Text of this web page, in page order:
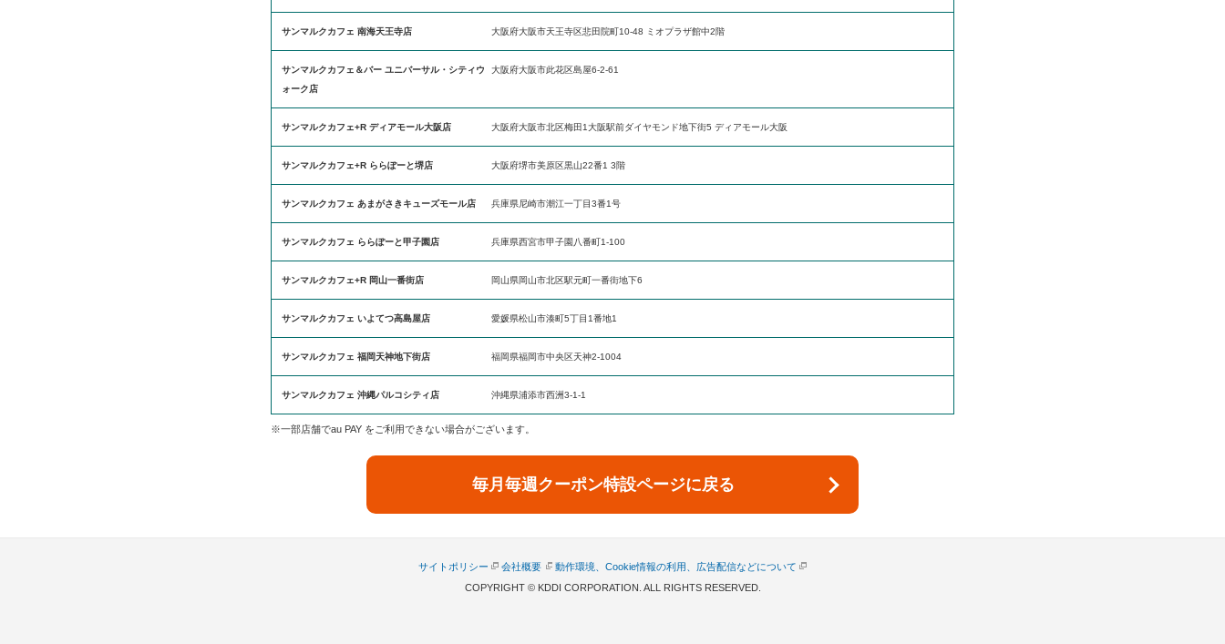
サンマルクカフェ 南海天王寺店 大阪府大阪市天王寺区悲田院町10-48 ミオプラザ館中2階
サンマルクカフェ＆バー ユニバーサル・シティウ
ォーク店
大阪府大阪市此花区島屋6-2-61
サンマルクカフェ+R ディアモール大阪店 大阪府大阪市北区梅田1大阪駅前ダイヤモンド地下街5 ディアモール大阪
サンマルクカフェ+R ららぽーと堺店 大阪府堺市美原区黒山22番1 3階
サンマルクカフェ あまがさきキューズモール店 兵庫県尼崎市潮江一丁目3番1号
サンマルクカフェ ららぽーと甲子園店 兵庫県西宮市甲子園八番町1-100
サンマルクカフェ+R 岡山一番街店 岡山県岡山市北区駅元町一番街地下6
サンマルクカフェ いよてつ高島屋店 愛媛県松山市湊町5丁目1番地1
サンマルクカフェ 福岡天神地下街店 福岡県福岡市中央区天神2-1004
サンマルクカフェ 沖縄パルコシティ店 沖縄県浦添市西洲3-1-1
※一部店舗でau PAY をご利用できない場合がございます。
毎月毎週クーポン特設ページに戻る
サイトポリシー 会社概要
動作環境、Cookie情報の利用、広告配信などについて
COPYRIGHT © KDDI CORPORATION. ALL RIGHTS RESERVED.